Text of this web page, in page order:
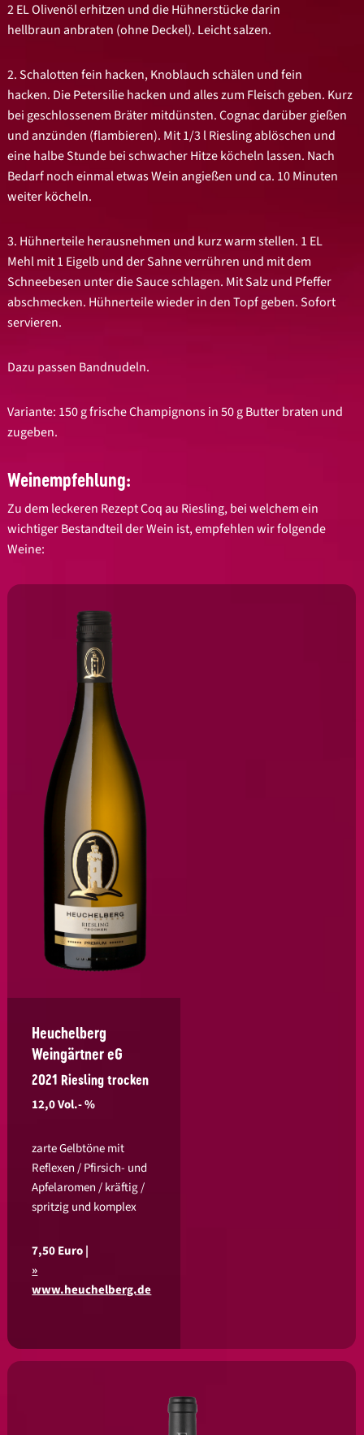
2 EL Olivenöl erhitzen und die Hühnerstücke darin
hellbraun anbraten (ohne Deckel). Leicht salzen.
2. Schalotten fein hacken, Knoblauch schälen und fein
hacken. Die Petersilie hacken und alles zum Fleisch geben. Kurz
bei geschlossenem Bräter mitdünsten. Cognac darüber gießen
und anzünden (flambieren). Mit 1/3 l Riesling ablöschen und
eine halbe Stunde bei schwacher Hitze köcheln lassen. Nach
Bedarf noch einmal etwas Wein angießen und ca. 10 Minuten
weiter köcheln.
3. Hühnerteile herausnehmen und kurz warm stellen. 1 EL
Mehl mit 1 Eigelb und der Sahne verrühren und mit dem
Schneebesen unter die Sauce schlagen. Mit Salz und Pfeffer
abschmecken. Hühnerteile wieder in den Topf geben. Sofort
servieren.
Dazu passen Bandnudeln.
Variante: 150 g frische Champignons in 50 g Butter braten und
zugeben.
Weinempfehlung:
Zu dem leckeren Rezept Coq au Riesling, bei welchem ein
wichtiger Bestandteil der Wein ist, empfehlen wir folgende
Weine:
Heuchelberg
Weingärtner eG
2021 Riesling trocken
12,0 Vol.- %
zarte Gelbtöne mit
Reflexen / Pfirsich- und
Apfelaromen / kräftig /
spritzig und komplex
7,50 Euro |
www.heuchelberg.de